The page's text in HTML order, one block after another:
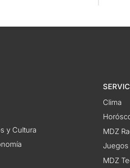
y Cultura
Clima
MDZ
Juegos
MDZ